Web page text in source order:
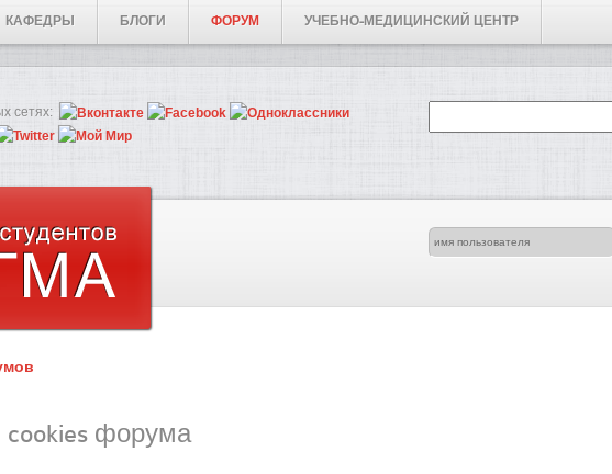
КАФЕДРЫ БЛОГИ ФОРУМ УЧЕБНО-МЕДИЦИНСКИЙ ЦЕНТР
сетях:
cookies форума